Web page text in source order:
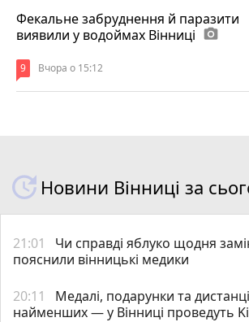
Фекальне забруднення й паразити
виявили у водоймах Вінниці photo_camera
9 Вчора о 15:12
Новини Вінниці за
21:01
Чи справді яблуко щодня
пояснили вінницькі медики
20:11
Медалі, подарунки та
найменших — у Вінниці проведуть